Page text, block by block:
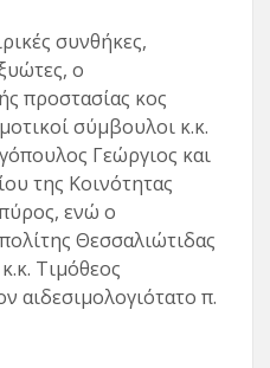
συνθήκες,
ο
προστασίας κος
σύμβουλοι κ.κ.
Γεώργιος και
της Κοινότητας
ενώ ο
Θεσσαλιώτιδας
Τιμόθεος
αιδεσιμολογιότατο π.